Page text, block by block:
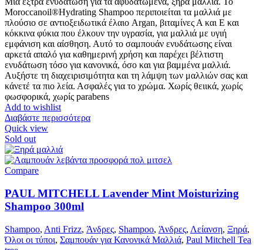
Moroccanoil®Hydrating Shampoo περιποιείται τα μαλλιά με
πλούσιο σε αντιοξειδωτικά έλαιο Argan, βιταμίνες Α και Ε και
κόκκινα φύκια που έλκουν την υγρασία, για μαλλιά με υγιή
εμφάνιση και αίσθηση. Αυτό το σαμπουάν ενυδάτωσης είναι
αρκετά απαλό για καθημερινή χρήση και παρέχει βέλτιστη
ενυδάτωση τόσο για κανονικά, όσο και για βαμμένα μαλλιά.
Αυξήστε τη διαχειρισιμότητα και τη λάμψη των μαλλιών σας και
κάνετέ τα πιο λεία. Ασφαλές για το χρώμα. Χωρίς θειικά, χωρίς
φωσφορικά, χωρίς parabens
Add to wishlist
Διαβάστε περισσότερα
Quick view
Sold out
Compare
PAUL MITCHELL Lavender Mint Moisturizing
Shampoo 300ml
Shampoo, Anti Frizz, Άνδρες, Shampoo, Άνδρες, Λείανση, Ξηρά,
Όλοι οι τύποι, Σαμπουάν για Κανονικά Μαλλιά, Paul Mitchell Tea